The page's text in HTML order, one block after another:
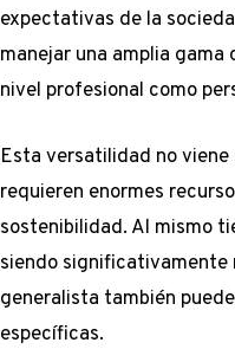
expectativas de la
manejar una amplia
nivel profesional como
Esta versatilidad no
requieren enormes
sostenibilidad. Al mismo
siendo significativamente
generalista también
específicas.